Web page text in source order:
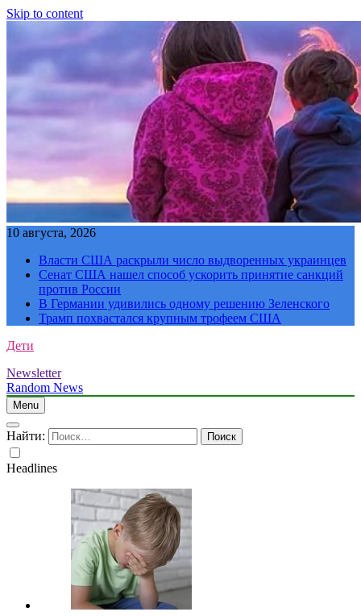
Skip to content
10 августа, 2026
Власти США раскрыли число выдворенных украинцев
Сенат США нашел способ ускорить принятие санкций
против России
В Германии удивились одному решению Зеленского
Трамп похвастался крупным трофеем США
Дети
Newsletter
Random News
Menu
Найти:
Headlines